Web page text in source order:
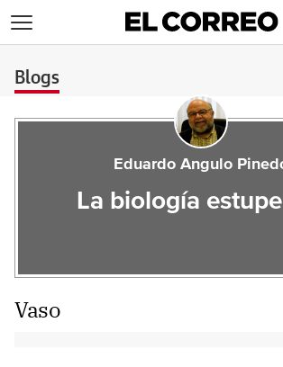
Blogs
Eduardo Angulo
La biología
Vaso